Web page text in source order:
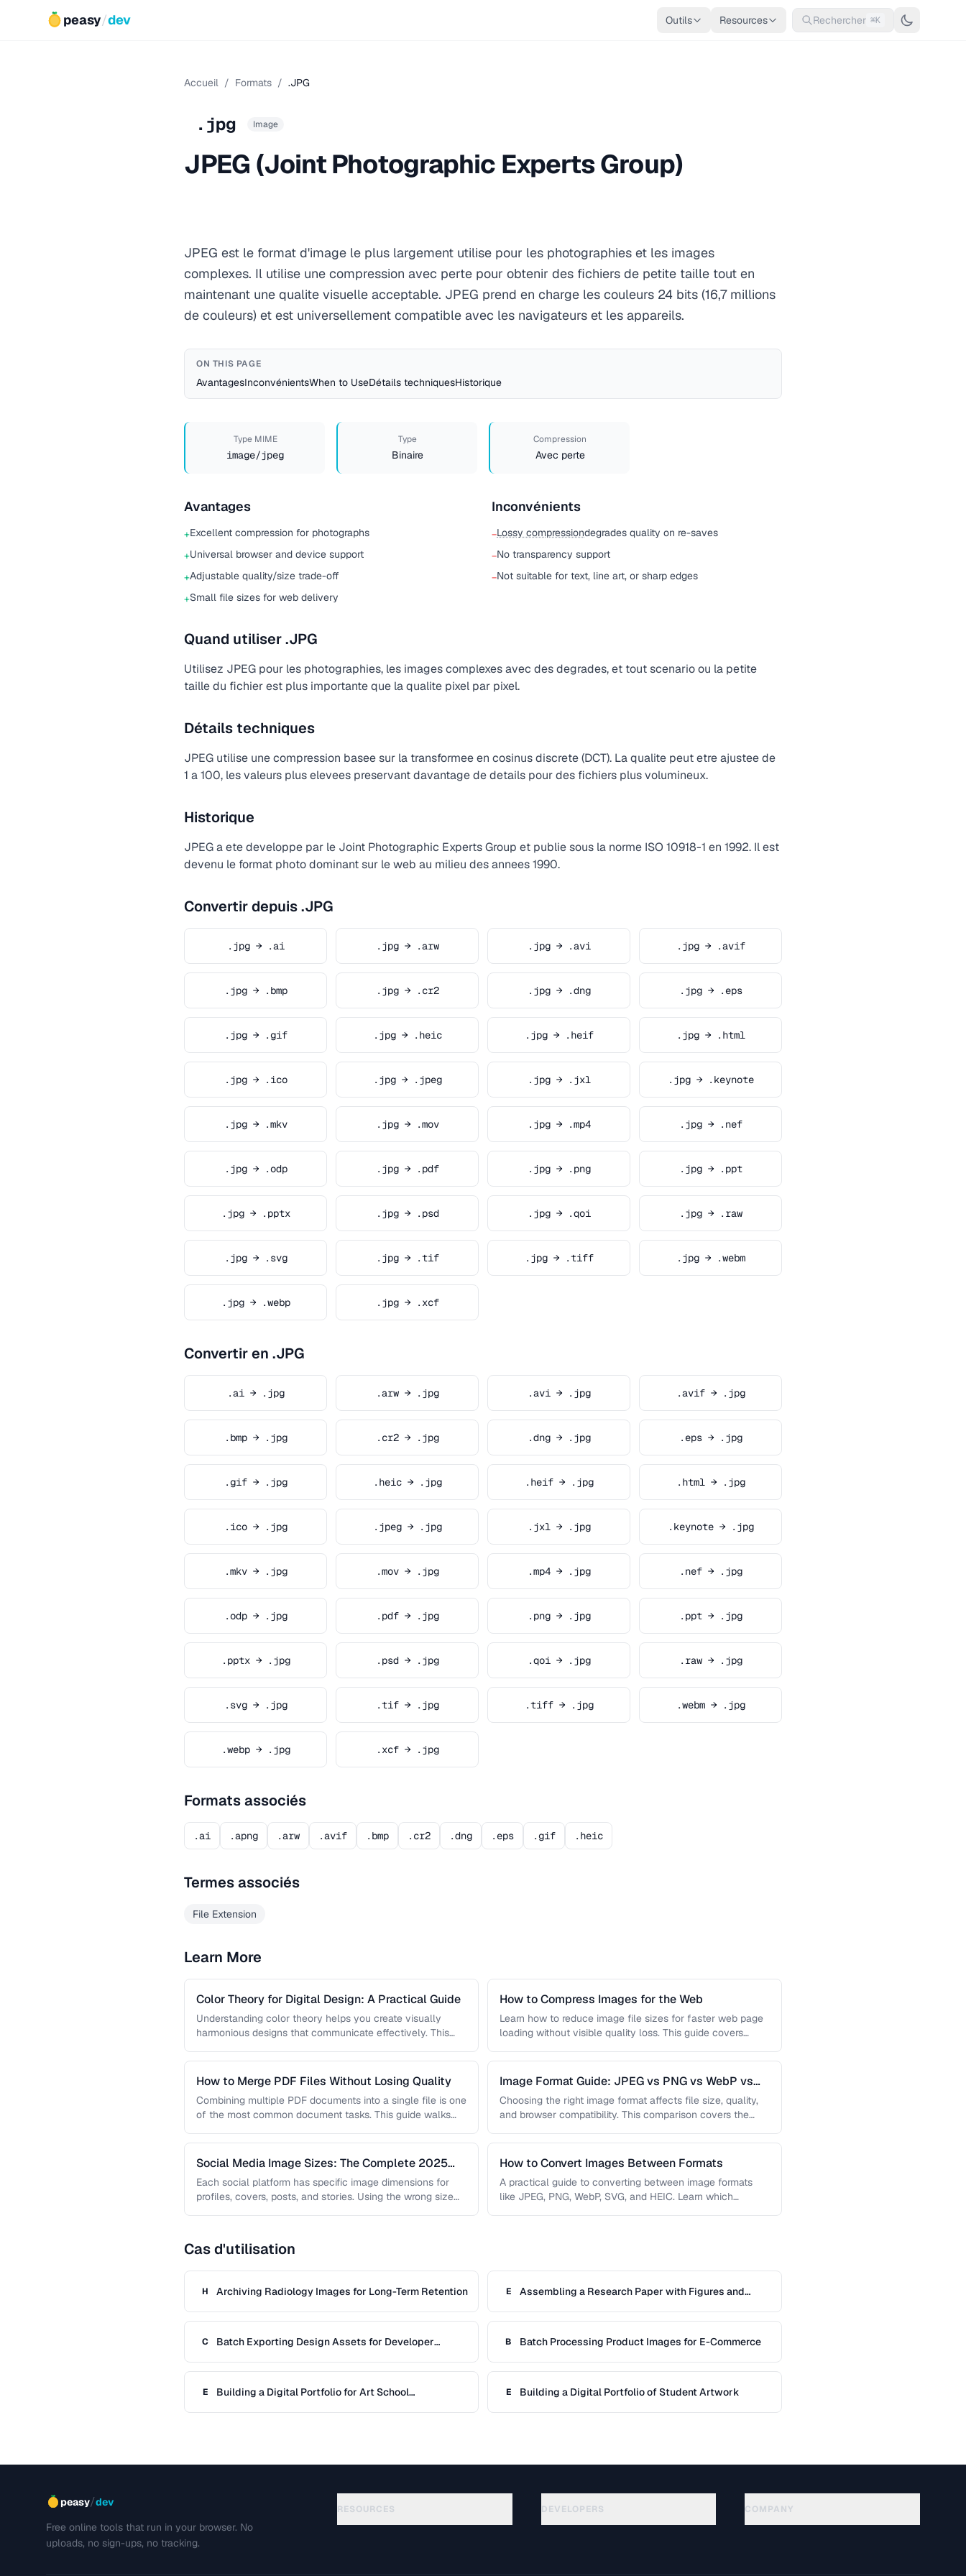
peasy/dev Outils Resources Rechercher ⌘K
Accueil / Formats / .JPG
.jpg Image
JPEG (Joint Photographic Experts Group)
JPEG est le format d'image le plus largement utilise pour les photographies et les images
complexes. Il utilise une compression avec perte pour obtenir des fichiers de petite taille tout en
maintenant une qualite visuelle acceptable. JPEG prend en charge les couleurs 24 bits (16,7 millions
de couleurs) et est universellement compatible avec les navigateurs et les appareils.
ON THIS PAGE
AvantagesInconvénientsWhen to UseDétails techniquesHistorique
Type MIME
image/jpeg
Type
Binaire
Compression
Avec perte
Avantages
+Excellent compression for photographs
+Universal browser and device support
+Adjustable quality/size trade-off
+Small file sizes for web delivery
Inconvénients
−Lossy compressiondegrades quality on re-saves
−No transparency support
−Not suitable for text, line art, or sharp edges
Quand utiliser .JPG
Utilisez JPEG pour les photographies, les images complexes avec des degrades, et tout scenario ou la petite
taille du fichier est plus importante que la qualite pixel par pixel.
Détails techniques
JPEG utilise une compression basee sur la transformee en cosinus discrete (DCT). La qualite peut etre ajustee de
1 a 100, les valeurs plus elevees preservant davantage de details pour des fichiers plus volumineux.
Historique
JPEG a ete developpe par le Joint Photographic Experts Group et publie sous la norme ISO 10918-1 en 1992. Il est
devenu le format photo dominant sur le web au milieu des annees 1990.
Convertir depuis .JPG
.jpg → .ai .jpg → .arw .jpg → .avi .jpg → .avif
.jpg → .bmp .jpg → .cr2 .jpg → .dng .jpg → .eps
.jpg → .gif .jpg → .heic .jpg → .heif .jpg → .html
.jpg → .ico .jpg → .jpeg .jpg → .jxl .jpg → .keynote
.jpg → .mkv .jpg → .mov .jpg → .mp4 .jpg → .nef
.jpg → .odp .jpg → .pdf .jpg → .png .jpg → .ppt
.jpg → .pptx .jpg → .psd .jpg → .qoi .jpg → .raw
.jpg → .svg .jpg → .tif .jpg → .tiff .jpg → .webm
.jpg → .webp .jpg → .xcf
Convertir en .JPG
.ai → .jpg .arw → .jpg .avi → .jpg .avif → .jpg
.bmp → .jpg .cr2 → .jpg .dng → .jpg .eps → .jpg
.gif → .jpg .heic → .jpg .heif → .jpg .html → .jpg
.ico → .jpg .jpeg → .jpg .jxl → .jpg .keynote → .jpg
.mkv → .jpg .mov → .jpg .mp4 → .jpg .nef → .jpg
.odp → .jpg .pdf → .jpg .png → .jpg .ppt → .jpg
.pptx → .jpg .psd → .jpg .qoi → .jpg .raw → .jpg
.svg → .jpg .tif → .jpg .tiff → .jpg .webm → .jpg
.webp → .jpg .xcf → .jpg
Formats associés
.ai .apng .arw .avif .bmp .cr2 .dng .eps .gif .heic
Termes associés
File Extension
Learn More
Color Theory for Digital Design: A Practical Guide
Understanding color theory helps you create visually
harmonious designs that communicate effectively. This
How to Compress Images for the Web
Learn how to reduce image file sizes for faster web page
loading without visible quality loss. This guide covers
How to Merge PDF Files Without Losing Quality
Combining multiple PDF documents into a single file is one
of the most common document tasks. This guide walks
Image Format Guide: JPEG vs PNG vs WebP vs
AVIF
Choosing the right image format affects file size, quality,
and browser compatibility. This comparison covers the
Social Media Image Sizes: The Complete 2025
Guide
Each social platform has specific image dimensions for
profiles, covers, posts, and stories. Using the wrong size
How to Convert Images Between Formats
A practical guide to converting between image formats
like JPEG, PNG, WebP, SVG, and HEIC. Learn which
Cas d'utilisation
H Archiving Radiology Images for Long-Term Retention E
Assembling a Research Paper with Figures and
C
Batch Exporting Design Assets for Developer
B Batch Processing Product Images for E-Commerce
E
Building a Digital Portfolio for Art School
E Building a Digital Portfolio of Student Artwork
peasy/dev
Free online tools that run in your browser. No
uploads, no sign-ups, no tracking.
RESOURCES DEVELOPERS COMPANY